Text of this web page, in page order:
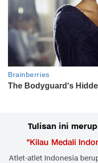
Tulisan ini
"Kilau Medali
Atlet-atlet Indonesia